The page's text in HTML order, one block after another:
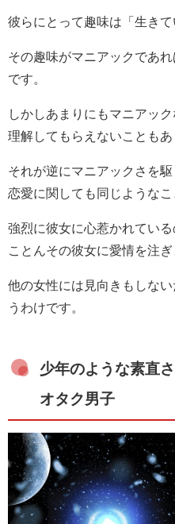
彼らにとって趣味は「生きて
その趣味がマニアックであ
です。
しかしあまりにもマニアッ
理解してもらえないこともあ
それが逆にマニアックさを
恋愛に関しても同じようなこ
強烈に彼女に心惹かれてい
ことんその彼女に愛情を注ぎ
他の女性には見向きもしな
うわけです。
少年のような素直
オタク男子